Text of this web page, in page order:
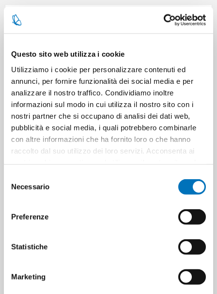
Questo sito web utilizza i cookie
Utilizziamo i cookie per personalizzare contenuti ed
annunci, per fornire funzionalità dei social media e per
analizzare il nostro traffico. Condividiamo inoltre
informazioni sul modo in cui utilizza il nostro sito con i
nostri partner che si occupano di analisi dei dati web,
pubblicità e social media, i quali potrebbero combinarle
con altre informazioni che ha fornito loro o che hanno
raccolto dal suo utilizzo dei loro servizi. Acconsenta ai
delNecessario
Preferenze
Statistiche
Marketing
CONTACT US
Pieces per carton 1
Cartons for pallets 0
Cartons for layer 0
CUSTOMERS WHO BOUGHT
THIS ITEM ALSO BOUGHT